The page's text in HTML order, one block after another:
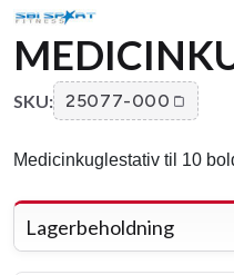
SKU: 25077-000
Medicinkuglestativ til 10
Lagerbeholdning